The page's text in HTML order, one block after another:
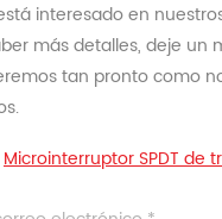
interesado en
más detalles, deje un
tan pronto como
Microinterruptor SPDT de